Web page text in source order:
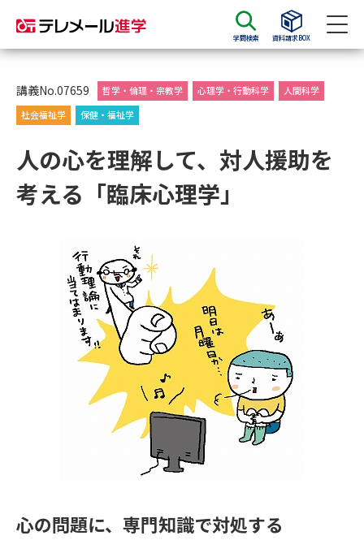
学問検索 資料請求BOX
資料請求 資料検索
大学・短大の資料種類から請求
大学パンフ 学部・学科パンフ
大学・短大以外の資料から請求
専門学校の資料請求 大学院の資料請求
留学・進学関連、塾・予備校
大学入学共通テスト「受験案
内」の請求
大学入学共通テスト「受験上の
高等学校卒業程度認定試験
高等学校（情報）教員資格認定
講義No.07659 哲学・倫理・宗教学 心理学・行動科学
人間科学
社会福祉学
保健・福祉学
人の心を理解して、対人援助を
考える「臨床心理学」
心の問題に、専門知識で対処する